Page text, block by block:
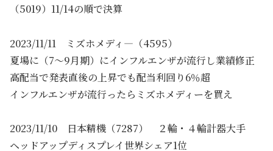
（5019）11/14の順で決算
2023/11/11 ミズホメディ―（4595）
夏場に（7～9月期）にインフルエンザが流行し業績修正
高配当で発表直後の上昇でも配当利回り6％超
インフルエンザが流行ったらミズホメディーを買え
2023/11/10 日本精機（7287） ２輪・４輪計器大手
ヘッドアップディスプレイ世界シェア1位